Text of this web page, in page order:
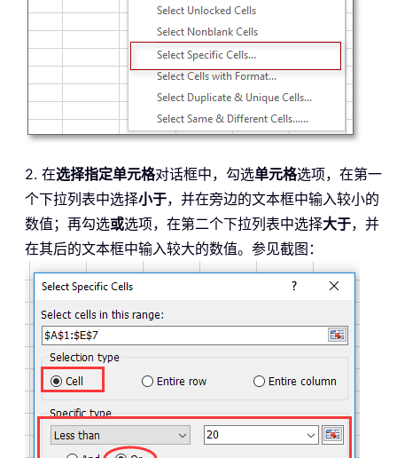
2. 在选择指定单元格对话框中，勾选单元格选项，在第一
个下拉列表中选择小于，并在旁边的文本框中输入较小的
数值；再勾选或选项，在第二个下拉列表中选择大于，并
在其后的文本框中输入较大的数值。参见截图：